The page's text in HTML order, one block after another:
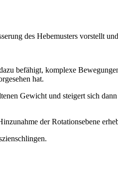
des Hebemusters vorstellt
befähigt, komplexe
hat.
Gewicht und steigert sich
der Rotationsebene